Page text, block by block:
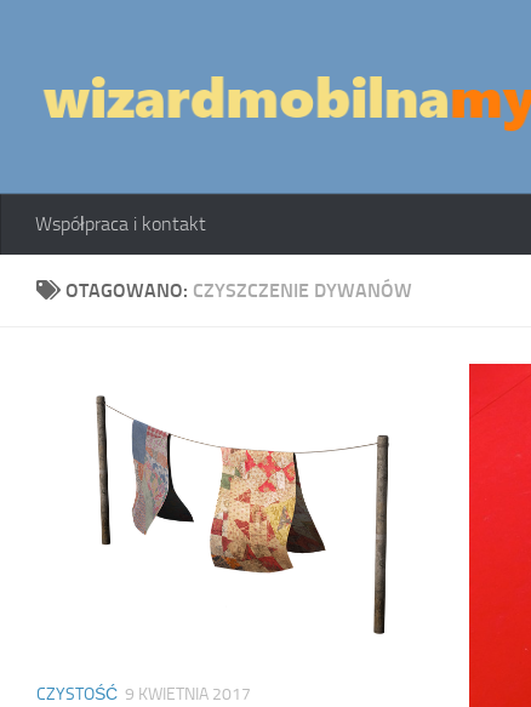
Współpraca i kontakt
OTAGOWANO: CZYSZCZENIE DYWANÓW
CZYSTOŚĆ 9 KWIETNIA 2017